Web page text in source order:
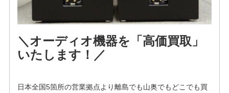
＼オーディオ機器を「高価買取」
いたします！／
日本全国5箇所の営業拠点より離島でも山奥でもどこでも買